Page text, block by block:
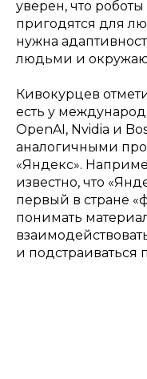
уверен, что
пригодятся для
нужна
людьми и
Кивокурцев
есть у
OpenAI, Nvidia и
аналогичными
«Яндекс».
известно, что
первый в стране
понимать
и